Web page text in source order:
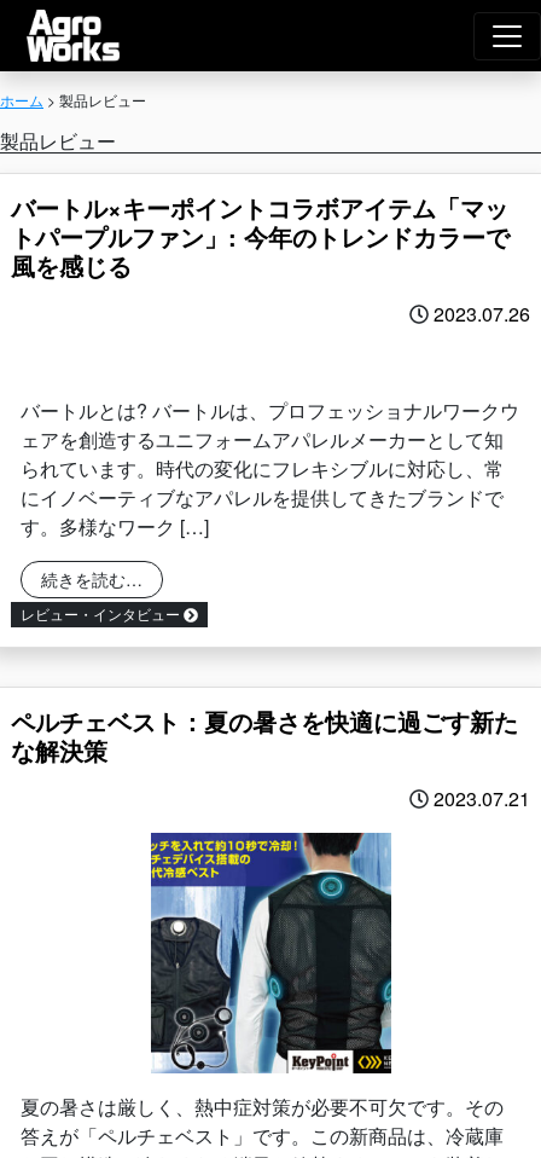
メインナビゲーション Agro Works｜ア
ホーム > 製品レビュー
製品レビュー
バートル×キーポイントコラボアイテム「マッ
トパープルファン」: 今年のトレンドカラーで
風を感じる
2023.07.26
バートルとは? バートルは、プロフェッショナルワークウ
ェアを創造するユニフォームアパレルメーカーとして知
られています。時代の変化にフレキシブルに対応し、常
にイノベーティブなアパレルを提供してきたブランドで
す。多様なワーク […]
続きを読む… from バートル×キーポイントコラボアイテム「マ
レビュー・インタビュー
ペルチェベスト：夏の暑さを快適に過ごす新た
な解決策
2023.07.21
夏の暑さは厳しく、熱中症対策が必要不可欠です。その
答えが「ペルチェベスト」です。この新商品は、冷蔵庫